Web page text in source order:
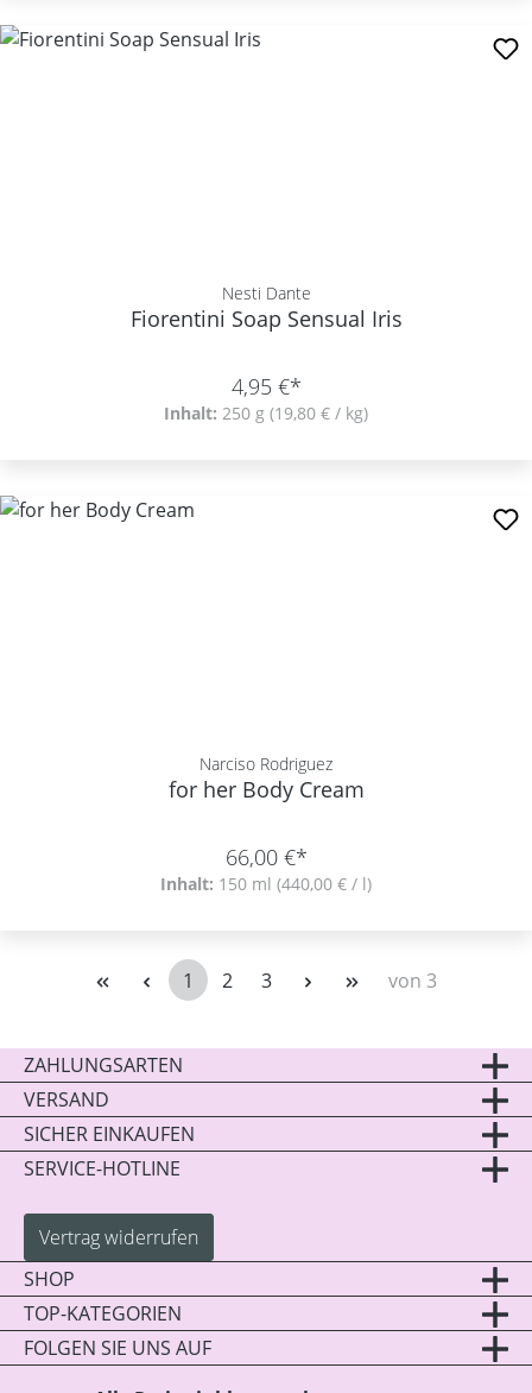
Nesti Dante
Fiorentini Soap Sensual Iris
4,95 €*
Inhalt: 250 g (19,80 € / kg)
Narciso Rodriguez
for her Body Cream
66,00 €*
Inhalt: 150 ml (440,00 € / l)
Seite
1 Seite
2 Seite
3 von 3
ZAHLUNGSARTEN
VERSAND
SICHER EINKAUFEN
SERVICE-HOTLINE
Vertrag widerrufen
SHOP
TOP-KATEGORIEN
FOLGEN SIE UNS AUF